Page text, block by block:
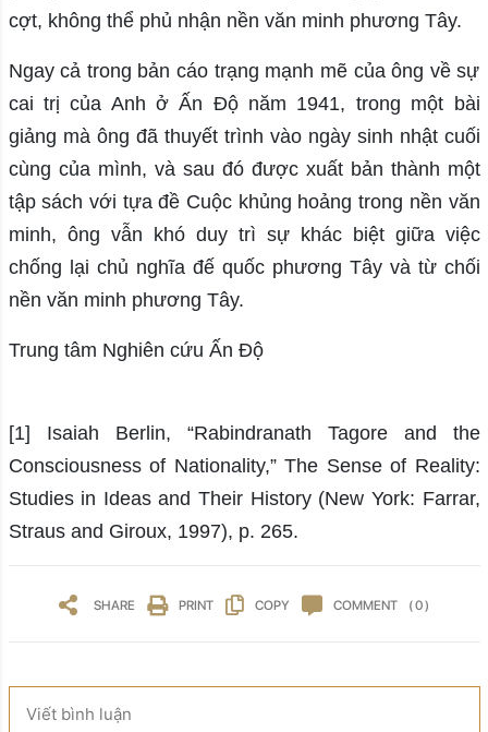
cợt, không thể phủ nhận nền văn minh phương Tây.
Ngay cả trong bản cáo trạng mạnh mẽ của ông về sự
cai trị của Anh ở Ấn Độ năm 1941, trong một bài
giảng mà ông đã thuyết trình vào ngày sinh nhật cuối
cùng của mình, và sau đó được xuất bản thành một
tập sách với tựa đề Cuộc khủng hoảng trong nền văn
minh, ông vẫn khó duy trì sự khác biệt giữa việc
chống lại chủ nghĩa đế quốc phương Tây và từ chối
nền văn minh phương Tây.
Trung tâm Nghiên cứu Ấn Độ
[1] Isaiah Berlin, “Rabindranath Tagore and the
Consciousness of Nationality,” The Sense of Reality:
Studies in Ideas and Their History (New York: Farrar,
Straus and Giroux, 1997), p. 265.
SHARE PRINT COPY COMMENT ( 0 )
Viết bình luận